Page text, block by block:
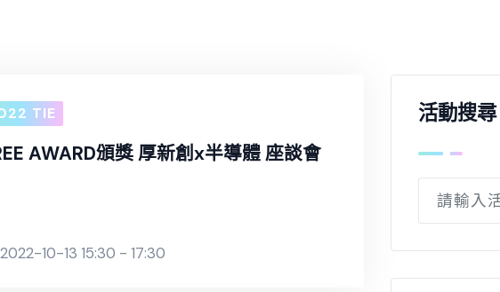
TIE
AWARD頒獎 厚新創x半導體 座談會
2022-10-13 15:30 - 17:30
活動搜尋